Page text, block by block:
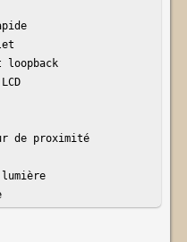
loopback
de proximité